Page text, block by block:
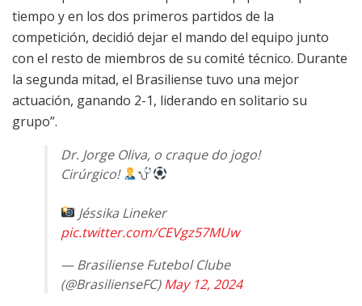
tiempo y en los dos primeros partidos de la
competición, decidió dejar el mando del equipo junto
con el resto de miembros de su comité técnico. Durante
la segunda mitad, el Brasiliense tuvo una mejor
actuación, ganando 2-1, liderando en solitario su
grupo”.
Dr. Jorge Oliva, o craque do jogo!
Cirúrgico!
Jéssika Lineker
pic.twitter.com/CEVgz57MUw
— Brasiliense Futebol Clube
(@BrasilienseFC)May 12, 2024